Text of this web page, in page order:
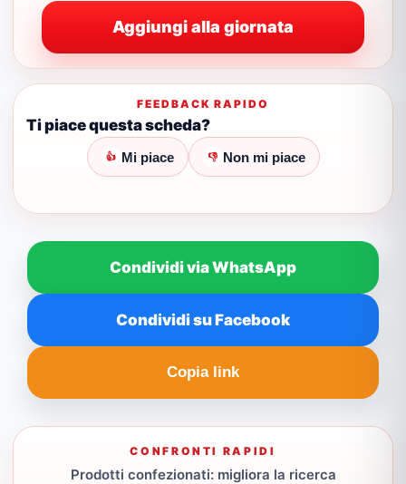
Aggiungi alla giornata
FEEDBACK RAPIDO
Ti piace questa scheda?
👍 Mi piace 👎 Non mi piace
Condividi via WhatsApp
Condividi su Facebook
Copia link
CONFRONTI RAPIDI
Prodotti confezionati: migliora la ricerca